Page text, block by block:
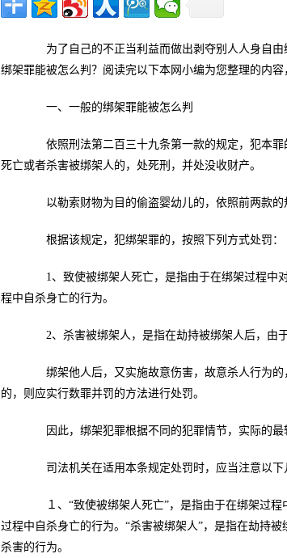
为了自己的不正当利益而做出剥夺别人人身自由
绑架罪能被怎么判？阅读完以下本网小编为您整理的内容
一、一般的绑架罪能被怎么判
依照刑法第二百三十九条第一款的规定，犯本罪
死亡或者杀害被绑架人的，处死刑，并处没收财产。
以勒索财物为目的偷盗婴幼儿的，依照前两款的
根据该规定，犯绑架罪的，按照下列方式处罚：
1、致使被绑架人死亡，是指由于在绑架过程中
程中自杀身亡的行为。
2、杀害被绑架人，是指在劫持被绑架人后，由于
绑架他人后，又实施故意伤害，故意杀人行为的
的，则应实行数罪并罚的方法进行处罚。
因此，绑架犯罪根据不同的犯罪情节，实际的最
司法机关在适用本条规定处罚时，应当注意以下
１、“致使被绑架人死亡”，是指由于在绑架过程
过程中自杀身亡的行为。“杀害被绑架人”，是指在劫持
杀害的行为。